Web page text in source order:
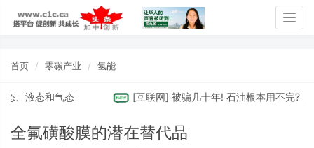
首页 零碳产业 氢能
液态和气态 [互联网] 被骗几十年! 石油根本用不完? 原来
全氟磺酸膜的潜在替代品